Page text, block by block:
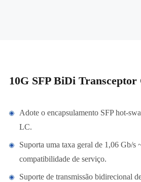
10G SFP BiDi
Adote o encapsulamento SFP hot-
LC.
Suporta uma taxa geral de 1,06 Gb/s
compatibilidade de serviço.
Suporte de transmissão bidirecional